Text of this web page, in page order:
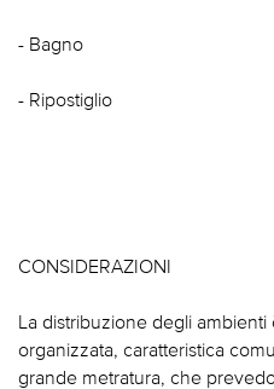
- Bagno
- Ripostiglio
CONSIDERAZIONI
La distribuzione degli
organizzata, caratteristica
grande metratura, che